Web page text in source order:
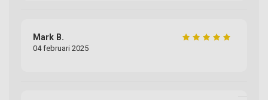
Mark B.
04 februari 2025